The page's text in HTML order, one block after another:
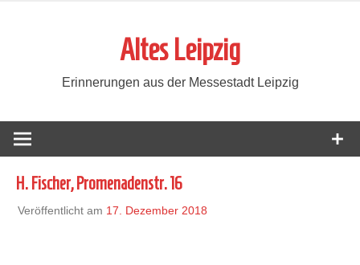
Altes Leipzig
Erinnerungen aus der Messestadt Leipzig
H. Fischer, Promenadenstr. 16
Veröffentlicht am 17. Dezember 2018